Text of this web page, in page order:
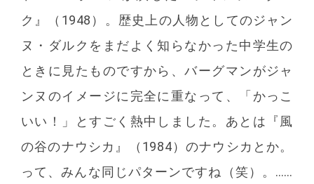
ク』（1948）。歴史上の人物としてのジャン
ヌ・ダルクをまだよく知らなかった中学生の
ときに見たものですから、バーグマンがジャ
ンヌのイメージに完全に重なって、「かっこ
いい！」とすごく熱中しました。あとは『風
の谷のナウシカ』（1984）のナウシカとか。
って、みんな同じパターンですね（笑）。……